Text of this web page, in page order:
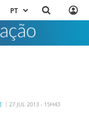
PT
27 JUL 2013 - 15H43